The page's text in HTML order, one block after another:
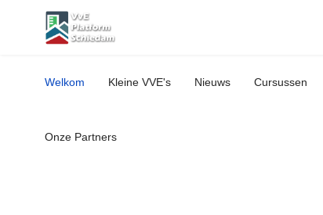
Welkom Kleine VVE's Nieuws Cursussen
Onze Partners